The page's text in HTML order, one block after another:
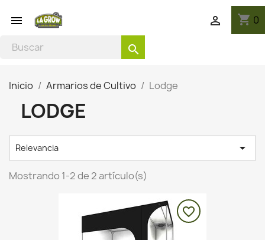
 shopping_cart 0

search
Inicio Armarios de Cultivo Lodge
LODGE
Relevancia 
Mostrando 1-2 de 2 artículo(s)
favorite_border